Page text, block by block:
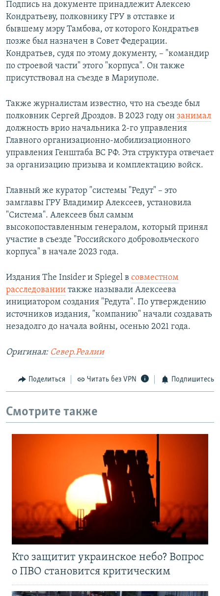
Подпись на документе принадлежит Алексею
Кондратьеву, полковнику ГРУ в отставке и
бывшему мэру Тамбова, от которого Кондратьев
позже был назначен в Совет Федерации.
Кондратьев, судя по этому документу, – "командир
по строевой части" этого "корпуса". Он также
присутствовал на съезде в Мариуполе.
Также журналистам известно, что на съезде был
полковник Сергей Дроздов. В 2023 году он занимал
должность врио начальника 2-го управления
Главного организационно-мобилизационного
управления Генштаба ВС РФ. Эта структура отвечает
за организацию призыва и комплектацию войск.
Главный же куратор "системы "Редут" – это
замглавы ГРУ Владимир Алексеев, установила
"Система". Алексеев был самым
высокопоставленным генералом, который принял
участие в съезде "Российского добровольческого
корпуса" в начале 2023 года.
Издания The Insider и Spiegel в совместном
расследовании также называли Алексеева
инициатором создания "Редута". По утверждению
источников издания, "компанию" начали создавать
незадолго до начала войны, осенью 2021 года.
Оригинал: Север.Реалии
Поделиться Читать без VPN Подпишитесь
Смотрите также
Кто защитит украинское небо? Вопрос
о ПВО становится критическим